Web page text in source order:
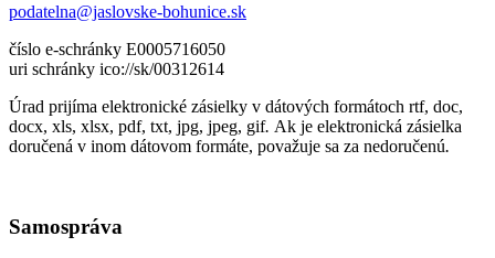
podatelna@jaslovske-bohunice.sk
číslo e-schránky E0005716050
uri schránky ico://sk/00312614
Úrad prijíma elektronické zásielky v dátových formátoch rtf, doc,
docx, xls, xlsx, pdf, txt, jpg, jpeg, gif. Ak je elektronická zásielka
doručená v inom dátovom formáte, považuje sa za nedoručenú.
Samospráva